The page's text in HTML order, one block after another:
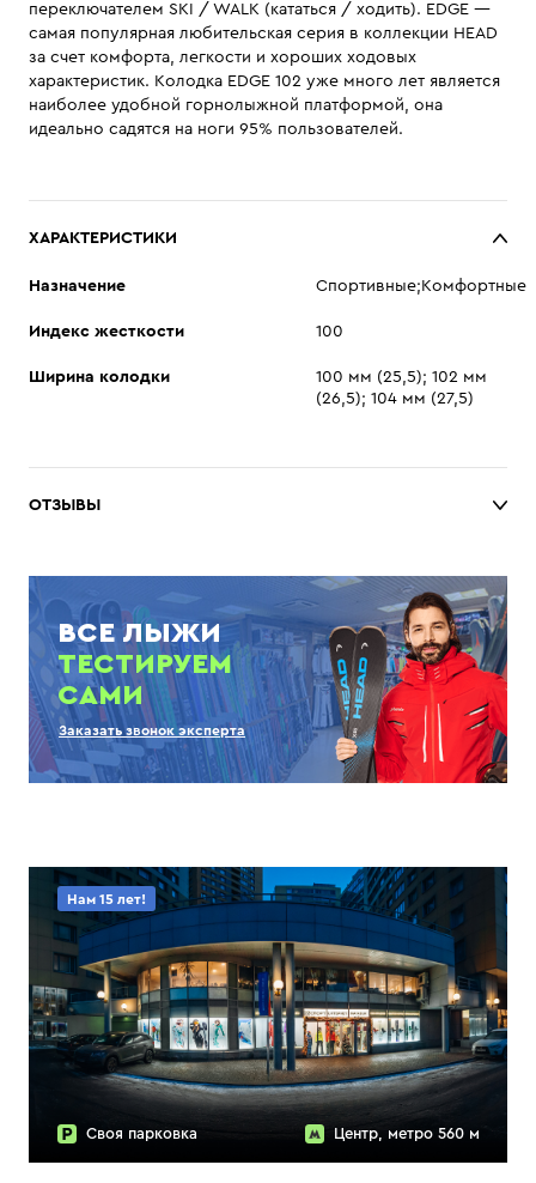
переключателем SKI / WALK (кататься / ходить). EDGE —
самая популярная любительская серия в коллекции HEAD
за счет комфорта, легкости и хороших ходовых
характеристик. Колодка EDGE 102 уже много лет является
наиболее удобной горнолыжной платформой, она
идеально садятся на ноги 95% пользователей.
ХАРАКТЕРИСТИКИ
Назначение Спортивные;Комфортные
Индекс жесткости 100
Ширина колодки
100 мм (25,5); 102 мм
(26,5); 104 мм (27,5)
ОТЗЫВЫ
ВСЕ ЛЫЖИ
ТЕСТИРУЕМ
САМИ
Заказать звонок эксперта
Нам 15 лет!
Своя парковка Центр, метро 560 м